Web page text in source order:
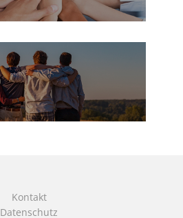
Kontakt
Datenschutz